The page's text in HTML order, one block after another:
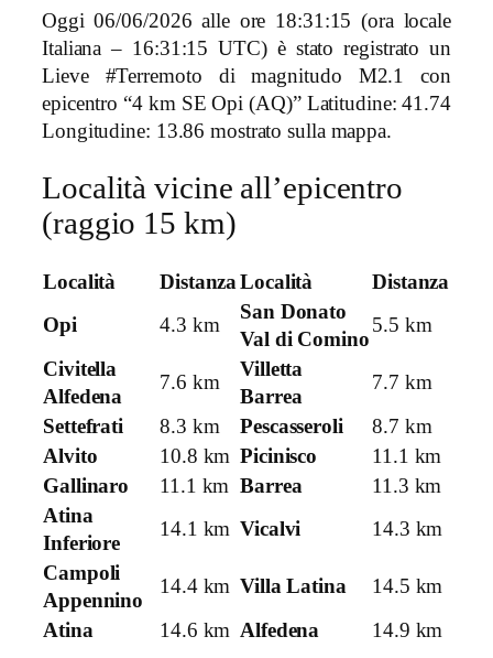
Oggi 06/06/2026 alle ore 18:31:15 (ora locale
Italiana – 16:31:15 UTC) è stato registrato un
Lieve #Terremoto di magnitudo M2.1 con
epicentro “4 km SE Opi (AQ)” Latitudine: 41.74
Longitudine: 13.86 mostrato sulla mappa.
Località vicine all’epicentro
(raggio 15 km)
Località DistanzaLocalità
Distanza
Opi
4.3 km
San Donato
Val di Comino
5.5 km
Civitella
Alfedena
7.6 km
Villetta
Barrea
7.7 km
Settefrati
8.3 km Pescasseroli
8.7 km
Alvito
10.8 km Picinisco
11.1 km
Gallinaro
11.1 km Barrea
11.3 km
Atina
Inferiore
14.1 km Vicalvi
14.3 km
Campoli
Appennino
14.4 km Villa Latina
14.5 km
Atina
14.6 km Alfedena 14.9 km